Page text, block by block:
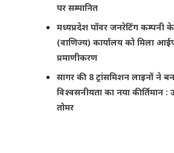
पर सम्मानित
मध्यप्रदेश पॉवर जनरेटिंग कम्पनी
(वाणिज्य) कार्यालय को मिला
प्रमाणीकरण
सागर की 8 ट्रांसमिशन लाइनों ने
विश्वसनीयता का नया कीर्तिमान :
तोमर